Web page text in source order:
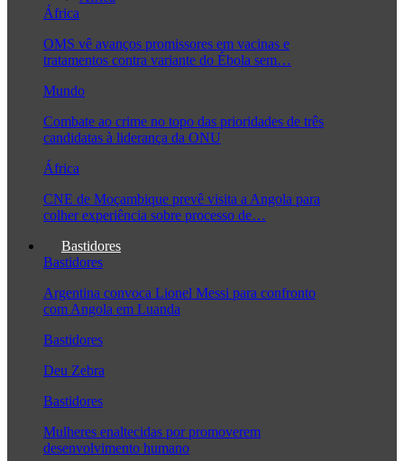
África
OMS vê avanços promissores em vacinas e
tratamentos contra variante do Ébola sem…
Mundo
Combate ao crime no topo das prioridades de três
candidatas à liderança da ONU
África
CNE de Moçambique prevê visita a Angola para
colher experiência sobre processo de…
Bastidores
Bastidores
Argentina convoca Lionel Messi para confronto
com Angola em Luanda
Bastidores
Deu Zebra
Bastidores
Mulheres enaltecidas por promoverem
desenvolvimento humano